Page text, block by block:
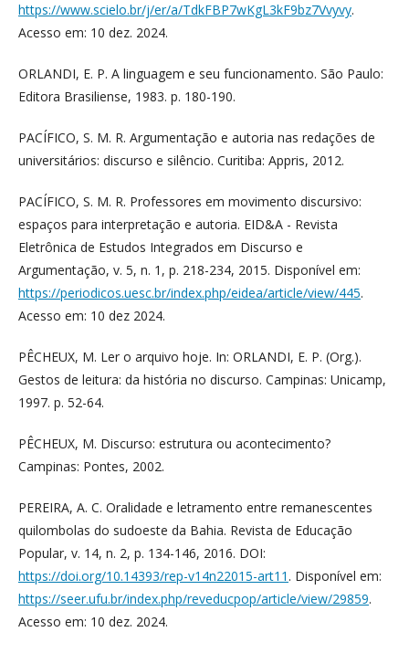
https://www.scielo.br/j/er/a/TdkFBP7wKgL3kF9bz7Vvyvy.
Acesso em: 10 dez. 2024.
ORLANDI, E. P. A linguagem e seu funcionamento. São Paulo:
Editora Brasiliense, 1983. p. 180-190.
PACÍFICO, S. M. R. Argumentação e autoria nas redações de
universitários: discurso e silêncio. Curitiba: Appris, 2012.
PACÍFICO, S. M. R. Professores em movimento discursivo:
espaços para interpretação e autoria. EID&A - Revista
Eletrônica de Estudos Integrados em Discurso e
Argumentação, v. 5, n. 1, p. 218-234, 2015. Disponível em:
https://periodicos.uesc.br/index.php/eidea/article/view/445.
Acesso em: 10 dez 2024.
PÊCHEUX, M. Ler o arquivo hoje. In: ORLANDI, E. P. (Org.).
Gestos de leitura: da história no discurso. Campinas: Unicamp,
1997. p. 52-64.
PÊCHEUX, M. Discurso: estrutura ou acontecimento?
Campinas: Pontes, 2002.
PEREIRA, A. C. Oralidade e letramento entre remanescentes
quilombolas do sudoeste da Bahia. Revista de Educação
Popular, v. 14, n. 2, p. 134-146, 2016. DOI:
https://doi.org/10.14393/rep-v14n22015-art11 . Disponível em:
https://seer.ufu.br/index.php/reveducpop/article/view/29859.
Acesso em: 10 dez. 2024.